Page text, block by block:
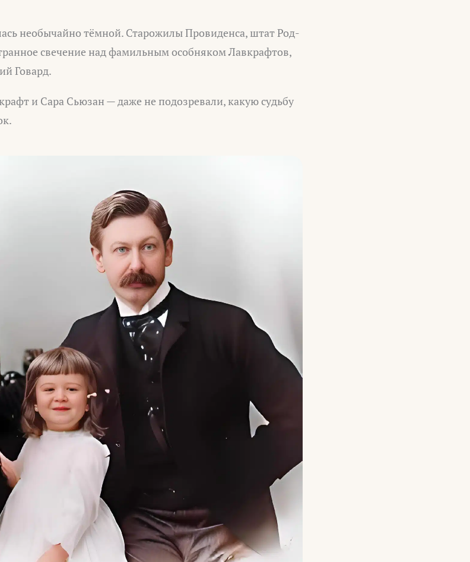
необычайно тёмной. Старожилы Провиденса, штат Род-
свечение над фамильным особняком Лавкрафтов,
Говард.
и Сара Сьюзан — даже не подозревали, какую судьбу